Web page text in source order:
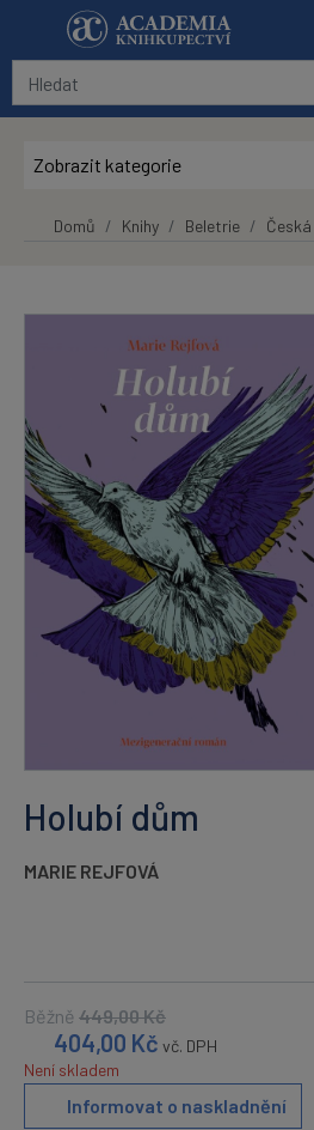
Přeskočit na hlavní obsah
Zobrazit kategorie
Domů Knihy Beletrie
Holubí dům
MARIE REJFOVÁ
Běžně 449,00Kč
404,00 Kč vč. DPH
Není skladem
Informovat o naskladnění